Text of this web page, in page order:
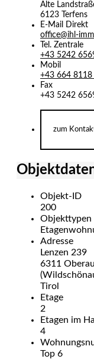
Alte
6123
Terfens
E-Mail Direkt
office@ihl-
Tel. Zentrale
+43 5242
Mobil
+43 664 8118
Fax
+43 5242
zum
Objekt-ID
200
Objekttypen
Adresse
Lenzen 239
6311 Oberau
Tirol
Etage
2
Etagen im
4
Top 6